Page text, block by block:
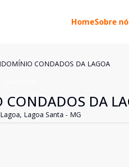
HomeSobre
CONDADOS DA LAGOA
DA
Lagoa Santa - MG